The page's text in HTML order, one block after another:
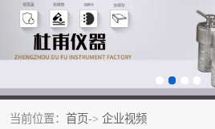
当前位置： 首页-> 企业视频
循环水真空泵厂家
低温冷却液循环泵厂家 加
气
旋转蒸发器厂家